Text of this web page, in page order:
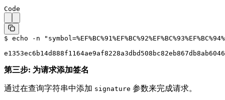
Code
$ echo -n
第三步: 为请求添加签名
通过在查询字符串中添加 signature 参数来完成请求。